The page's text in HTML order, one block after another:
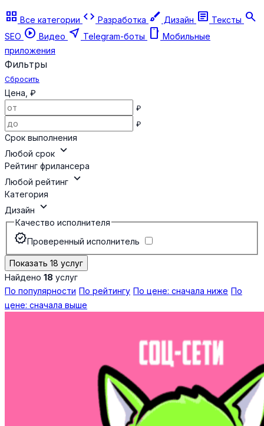
grid_view Все категории code Разработка brush Дизайн article Тексты search
SEO play_circle Видео near_me Telegram-боты smartphone Мобильные
приложения
Фильтры
Сбросить
Цена, ₽
₽
₽
Срок выполнения
Любой срок expand_more
Рейтинг фрилансера
Любой рейтинг expand_more
Категория
Дизайн expand_more
Качество исполнителя
verifiedПроверенный исполнитель
Показать 18 услуг
Найдено 18 услуг
По популярности По рейтингу По цене: сначала ниже По
цене: сначала выше